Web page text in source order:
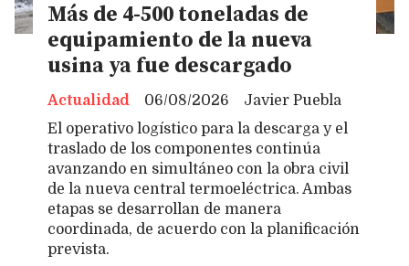
Más de 4-500 toneladas de
equipamiento de la nueva
usina ya fue descargado
Javier Puebla
Actualidad
06/08/2026
El operativo logístico para la descarga y el
traslado de los componentes continúa
avanzando en simultáneo con la obra civil
de la nueva central termoeléctrica. Ambas
etapas se desarrollan de manera
coordinada, de acuerdo con la planificación
prevista.